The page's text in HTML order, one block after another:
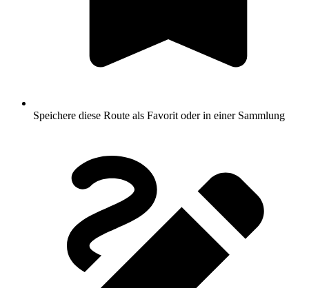
Speichere diese Route als Favorit oder in einer Sammlung